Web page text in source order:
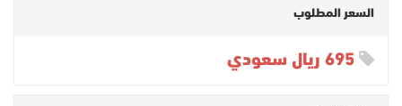
السعر المطلوب